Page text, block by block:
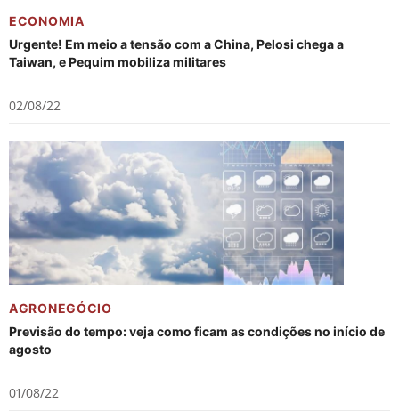
ECONOMIA
Urgente! Em meio a tensão com a China, Pelosi chega a
Taiwan, e Pequim mobiliza militares
02/08/22
AGRONEGÓCIO
Previsão do tempo: veja como ficam as condições no início de
agosto
01/08/22